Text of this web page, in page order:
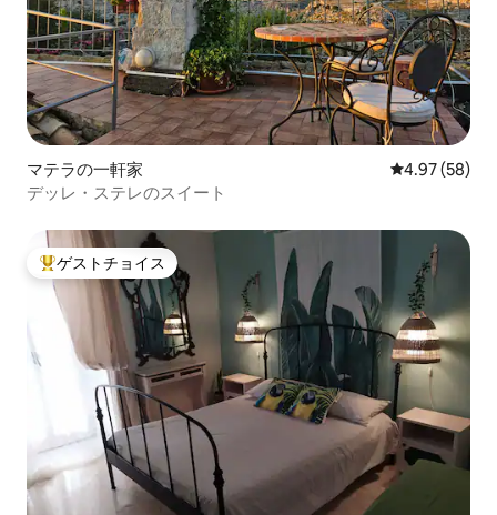
マテラの一軒家 レビュー58
4.97 (58)
デッレ・ステレのスイート
大好評のゲストチョイスです。
ゲストチョイス